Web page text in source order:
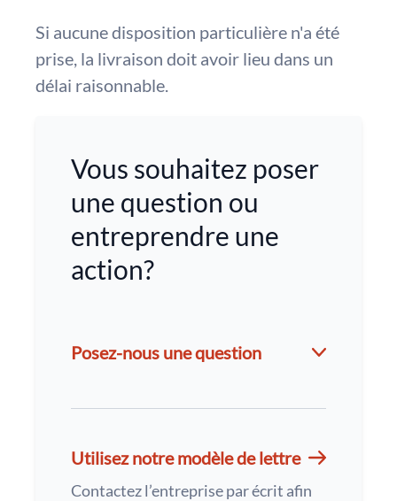
Si aucune disposition particulière n'a été
prise, la livraison doit avoir lieu dans un
délai raisonnable.
Vous souhaitez poser
une question ou
entreprendre une
action?
Posez-nous une question
Utilisez notre modèle de lettre
Contactez l’entreprise par écrit afin